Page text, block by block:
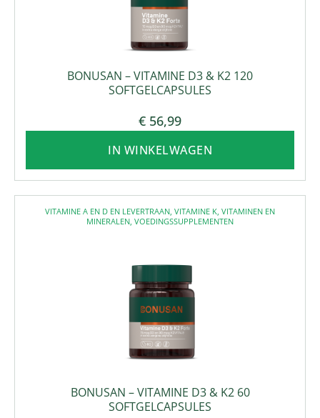
BONUSAN – VITAMINE D3 & K2 120
SOFTGELCAPSULES
€ 56,99
IN WINKELWAGEN
VITAMINE A EN D EN LEVERTRAAN VITAMINE K VITAMINEN EN
MINERALEN VOEDINGSSUPPLEMENTEN
BONUSAN – VITAMINE D3 & K2 60
SOFTGELCAPSULES